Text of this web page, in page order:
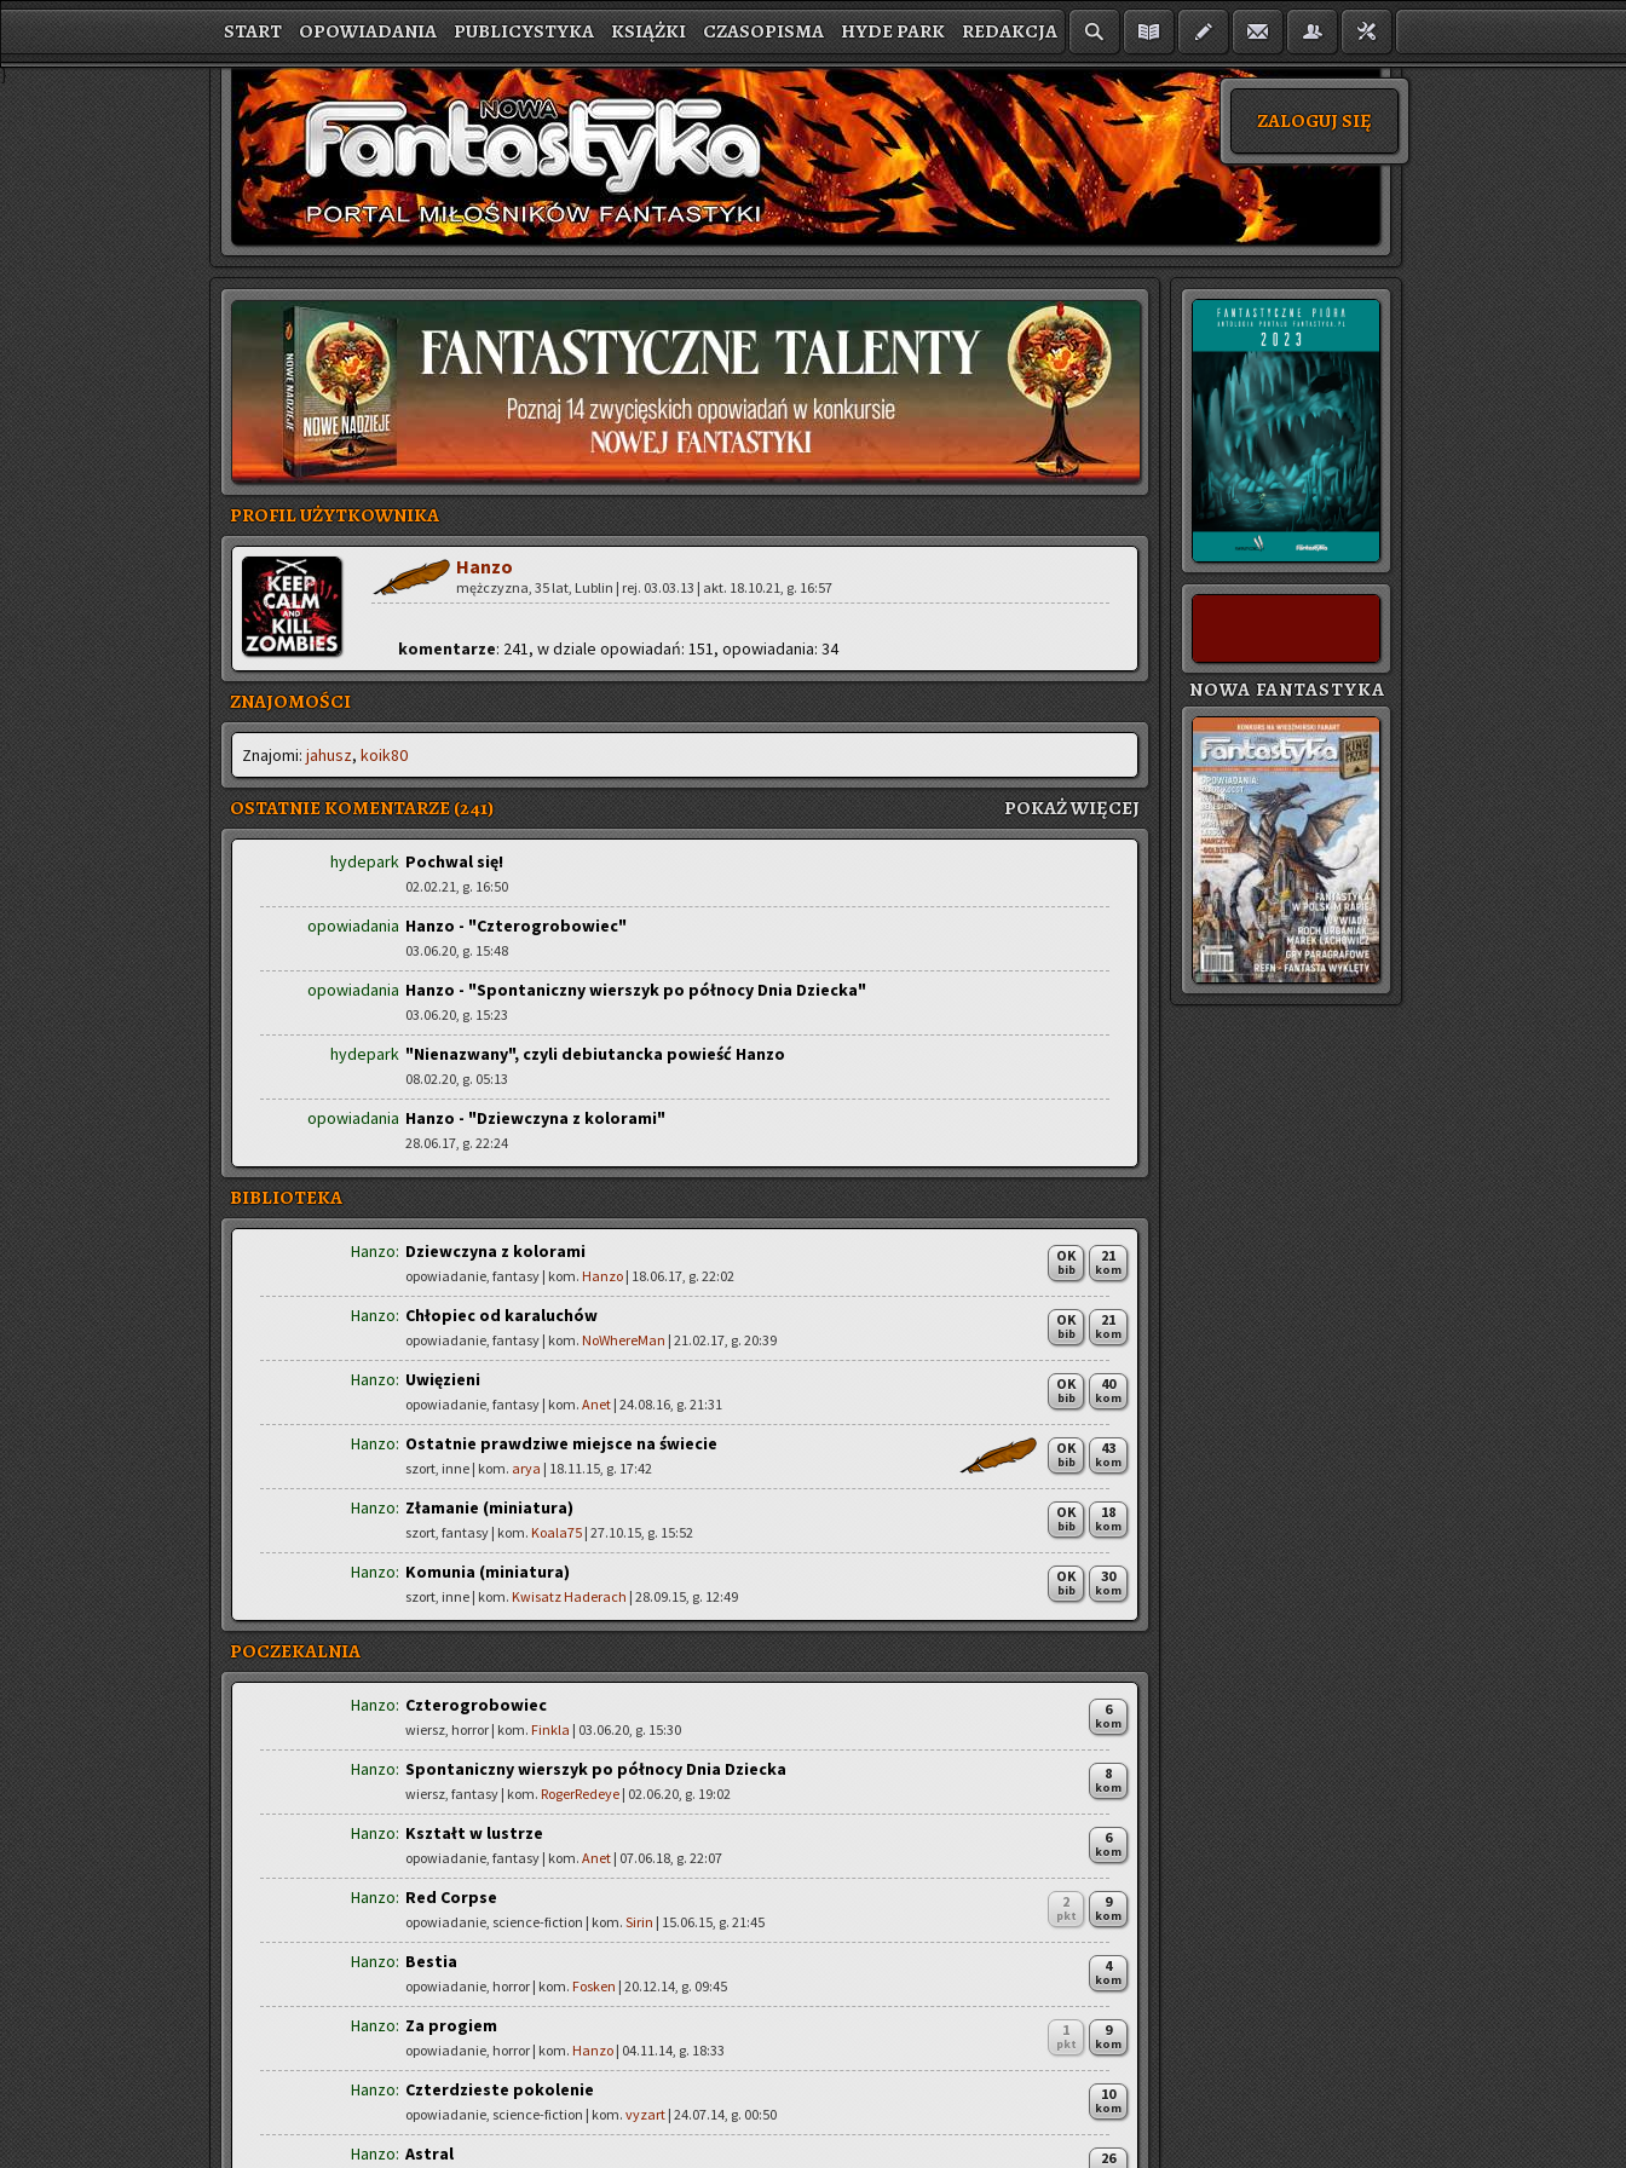
START OPOWIADANIA PUBLICYSTYKA KSIĄŻKI CZASOPISMA HYDE PARK REDAKCJA
ZALOGUJ SIĘ
}
PROFIL UŻYTKOWNIKA
Hanzo
męż­czy­zna, 35 lat, Lu­blin | rej. 03.03.13 | akt. 18.10.21, g. 16:57
ko­men­ta­rze: 241, w dzia­le opo­wia­dań: 151, opo­wia­da­nia: 34
ZNAJOMOŚCI
Zna­jo­mi: ja­husz, ko­ik80
OSTATNIE KOMENTARZE (241) POKAŻ WIĘ­CEJ
hydepark Pochwal się!
02.02.21, g. 16:50
opowiadania Hanzo - "Czterogrobowiec"
03.06.20, g. 15:48
opowiadania Hanzo - "Spontaniczny wierszyk po północy Dnia Dziecka"
03.06.20, g. 15:23
hydepark "Nienazwany", czyli debiutancka powieść Hanzo
08.02.20, g. 05:13
opowiadania Hanzo - "Dziewczyna z kolorami"
28.06.17, g. 22:24
BIBLIOTEKA
Hanzo: Dziewczyna z kolorami
opowiadanie, fantasy | kom. Hanzo | 18.06.17, g. 22:02
21
kom
OK
bib
Hanzo: Chłopiec od karaluchów
opowiadanie, fantasy | kom. NoWhereMan | 21.02.17, g. 20:39
21
kom
OK
bib
Hanzo: Uwięzieni
opowiadanie, fantasy | kom. Anet | 24.08.16, g. 21:31
40
kom
OK
bib
Hanzo: Ostatnie prawdziwe miejsce na świecie
szort, inne | kom. arya | 18.11.15, g. 17:42
43
kom
OK
bib
Hanzo: Złamanie (miniatura)
szort, fantasy | kom. Koala75 | 27.10.15, g. 15:52
18
kom
OK
bib
Hanzo: Komunia (miniatura)
szort, inne | kom. Kwisatz Haderach | 28.09.15, g. 12:49
30
kom
OK
bib
POCZEKALNIA
Hanzo: Czterogrobowiec
wiersz, horror | kom. Finkla | 03.06.20, g. 15:30
6
kom
Hanzo: Spontaniczny wierszyk po północy Dnia Dziecka
wiersz, fantasy | kom. RogerRedeye | 02.06.20, g. 19:02
8
kom
Hanzo: Kształt w lustrze
opowiadanie, fantasy | kom. Anet | 07.06.18, g. 22:07
6
kom
Hanzo: Red Corpse
opowiadanie, science-fiction | kom. Sirin | 15.06.15, g. 21:45
9
kom
2
pkt
Hanzo: Bestia
opowiadanie, horror | kom. Fosken | 20.12.14, g. 09:45
4
kom
Hanzo: Za progiem
opowiadanie, horror | kom. Hanzo | 04.11.14, g. 18:33
9
kom
1
pkt
Hanzo: Czterdzieste pokolenie
opowiadanie, science-fiction | kom. vyzart | 24.07.14, g. 00:50
10
kom
Hanzo: Astral 26
NOWA FANTASTYKA